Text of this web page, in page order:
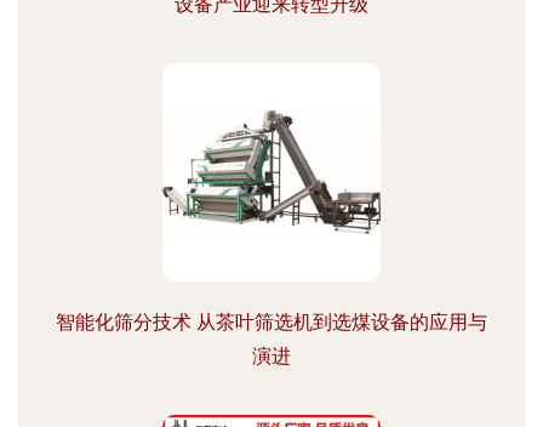
智能化筛分技术 从茶叶筛选机到选煤设备的应用与
演进